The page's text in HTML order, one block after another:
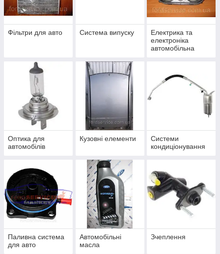
Фільтри для авто Система випуску
Електрика та
електроніка
автомобільна
Оптика для
автомобілів
Кузовні елементи
Системи
кондиціонування
Паливна система
для авто
Автомобільні
масла
Зчеплення